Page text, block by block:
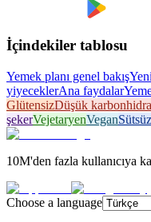
İçindekiler tablosu
Yemek planı genel bakış
yiyeceklerAna faydalar
GlütensizDüşük
şekerVejetaryenVeganSütsüz
10M'den fazla kullanıcıya
Choose a language